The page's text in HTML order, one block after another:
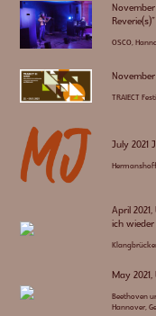
Reverie(s)”
OSCO,
TRAIECT
July 2021
April
ich
May
Beethoven
Hannover,